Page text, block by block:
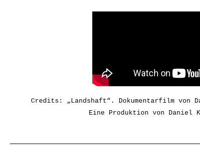
Credits: „Landshaft“. Dokumentarfilm von
Eine Produktion von Daniel